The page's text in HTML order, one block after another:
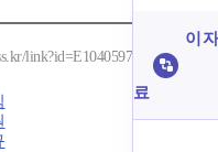
link?id=E1040597
이
료